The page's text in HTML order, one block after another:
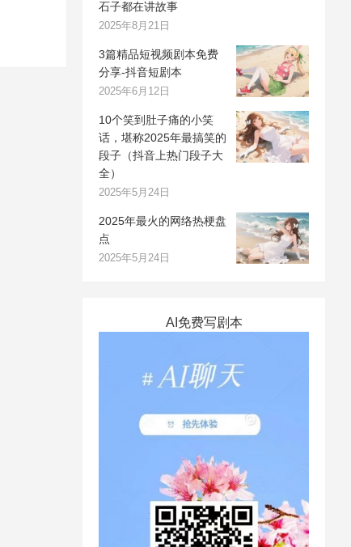
石子都在讲故事
2025年8月21日
3篇精品短视频剧本免费
分享-抖音短剧本
2025年6月12日
10个笑到肚子痛的小笑
话，堪称2025年最搞笑的
段子（抖音上热门段子大
全）
2025年5月24日
2025年最火的网络热梗盘
点
2025年5月24日
AI免费写剧本